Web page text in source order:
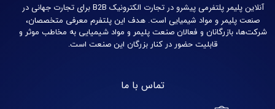
آنلاین پلیمر پلتفرمی پیشرو در تجارت الکترونیک B2B برای تجارت جهانی در
صنعت پلیمر و مواد شیمیایی است.هدف این پلتفرم معرفی متخصصان،
شرکت‌ها، بازرگانان و فعالان صنعت پلیمر و مواد شیمیایی به مخاطب موثر و
قابلیت حضور در کنار بزرگان این صنعت است.
تماس با ما